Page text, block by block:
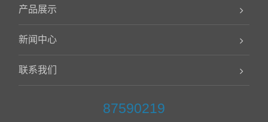
产品展示
新闻中心
联系我们
87590219